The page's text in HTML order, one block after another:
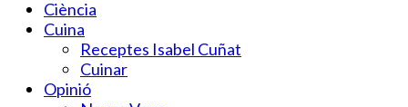
Ciència
Cuina
Receptes Isabel Cuñat
Cuinar
Opinió